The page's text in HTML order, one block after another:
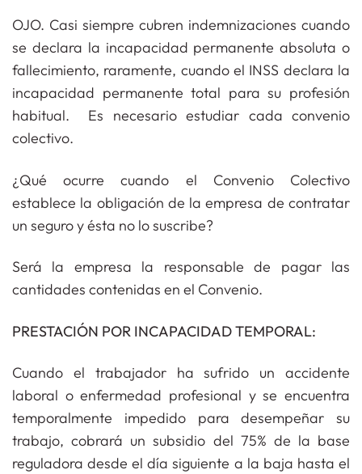
OJO. Casi siempre cubren indemnizaciones cuando
se declara la incapacidad permanente absoluta o
fallecimiento, raramente, cuando el INSS declara la
incapacidad permanente total para su profesión
habitual. Es necesario estudiar cada convenio
colectivo.
¿Qué ocurre cuando el Convenio Colectivo
establece la obligación de la empresa de contratar
un seguro y ésta no lo suscribe?
Será la empresa la responsable de pagar las
cantidades contenidas en el Convenio.
PRESTACIÓN POR INCAPACIDAD TEMPORAL:
Cuando el trabajador ha sufrido un accidente
laboral o enfermedad profesional y se encuentra
temporalmente impedido para desempeñar su
trabajo, cobrará un subsidio del 75% de la base
reguladora desde el día siguiente a la baja hasta el